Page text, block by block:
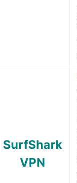
SurfShark
VPN